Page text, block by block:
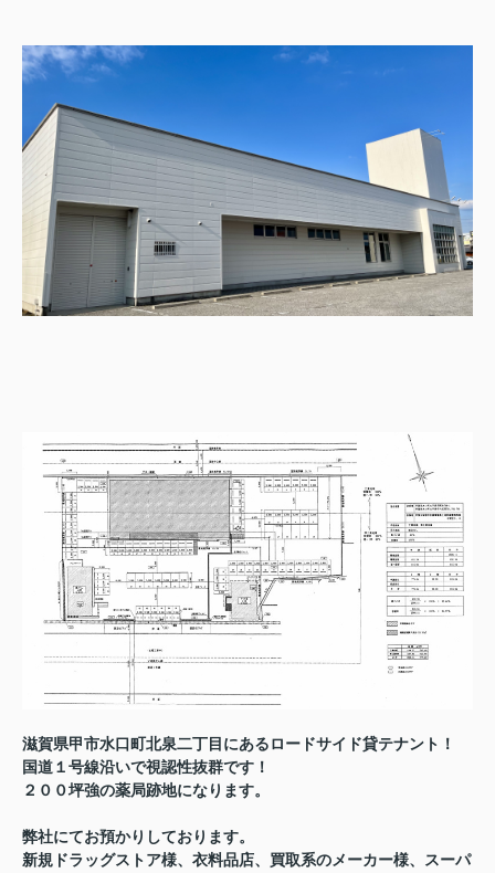
滋賀県甲市水口町北泉二丁目にあるロードサイド貸テナント！
国道１号線沿いで視認性抜群です！
２００坪強の薬局跡地になります。
弊社にてお預かりしております。
新規ドラッグストア様、衣料品店、買取系のメーカー様、スーパ